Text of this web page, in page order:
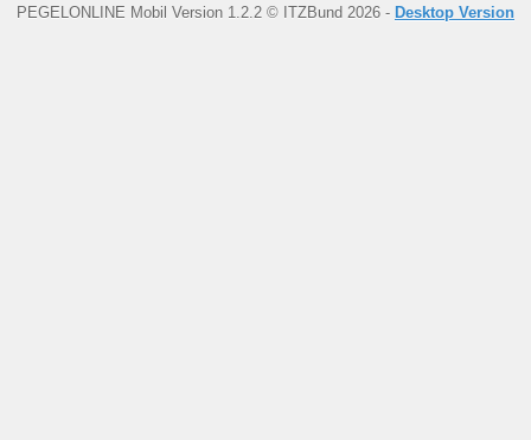
PEGELONLINE Mobil Version 1.2.2 © ITZBund 2026 - Desktop Version